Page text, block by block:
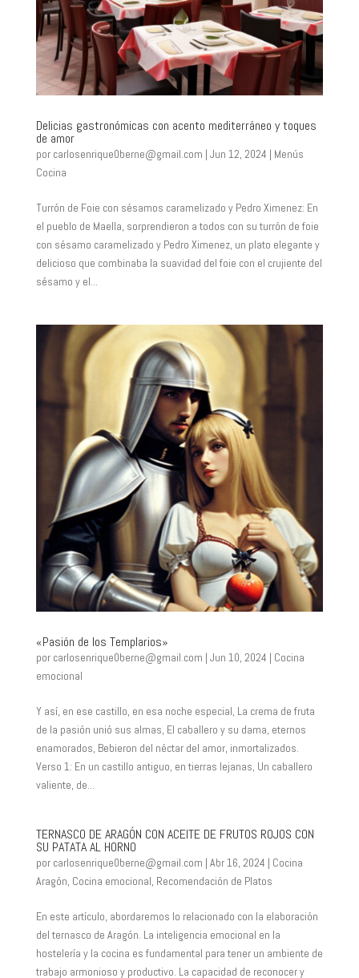
Delicias gastronómicas con acento mediterráneo y toques
de amor
por carlosenrique0berne@gmail.com | Jun 12, 2024 | Menús
Cocina
Turrón de Foie con sésamos caramelizado y Pedro Ximenez: En
el pueblo de Maella, sorprendieron a todos con su turrón de foie
con sésamo caramelizado y Pedro Ximenez, un plato elegante y
delicioso que combinaba la suavidad del foie con el crujiente del
sésamo y el...
«Pasión de los Templarios»
por carlosenrique0berne@gmail.com | Jun 10, 2024 | Cocina
emocional
Y así, en ese castillo, en esa noche especial, La crema de fruta
de la pasión unió sus almas, El caballero y su dama, eternos
enamorados, Bebieron del néctar del amor, inmortalizados.
Verso 1: En un castillo antiguo, en tierras lejanas, Un caballero
valiente, de...
TERNASCO DE ARAGÓN CON ACEITE DE FRUTOS ROJOS CON
SU PATATA AL HORNO
por carlosenrique0berne@gmail.com | Abr 16, 2024 | Cocina
Aragón, Cocina emocional, Recomendación de Platos
En este artículo, abordaremos lo relacionado con la elaboración
del ternasco de Aragón. La inteligencia emocional en la
hostelería y la cocina es fundamental para tener un ambiente de
trabajo armonioso y productivo. La capacidad de reconocer y